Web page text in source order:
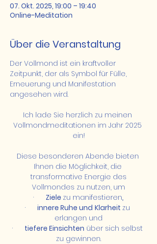
07. Okt. 2025, 19:00 – 19:40
Online-Meditation
Über die Veranstaltung
Der Vollmond ist ein kraftvoller
Zeitpunkt, der als Symbol für Fülle,
Erneuerung und Manifestation
angesehen wird.
Ich lade Sie herzlich zu meinen
Vollmondmeditationen im Jahr 2025
ein!
Diese besonderen Abende bieten
Ihnen die Möglichkeit, die
transformative Energie des
Vollmondes zu nutzen, um
· Ziele zu manifestieren,
· innere Ruhe und Klarheit zu
erlangen und
· tiefere Einsichten über sich selbst
zu gewinnen.